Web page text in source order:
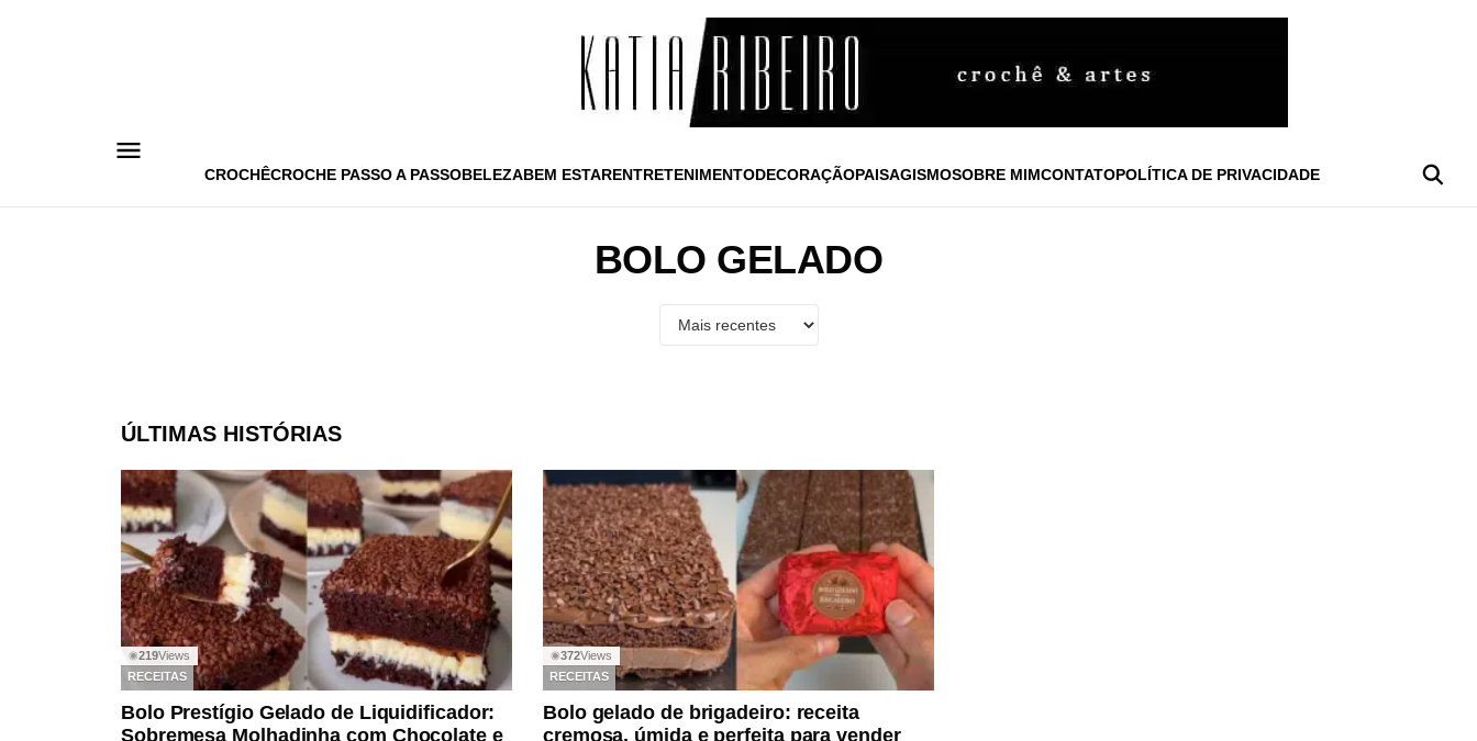
CROCHÊCROCHE PASSO A PASSOBELEZABEM ESTARENTRETENIMENTODECORAÇÃOPAISAGISMOSOBRE MIMCONTATOPOLÍTICA DE PRIVACIDADE
BOLO GELADO
ÚLTIMAS HISTÓRIAS
◉219Views
RECEITAS
Bolo Prestígio Gelado de Liquidificador:
Sobremesa Molhadinha com Chocolate e
◉372Views
RECEITAS
Bolo gelado de brigadeiro: receita
cremosa, úmida e perfeita para vender